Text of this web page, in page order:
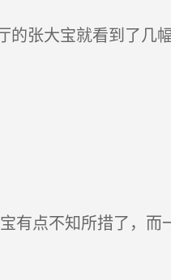
张大宝就看到了几幅
点不知所措了，